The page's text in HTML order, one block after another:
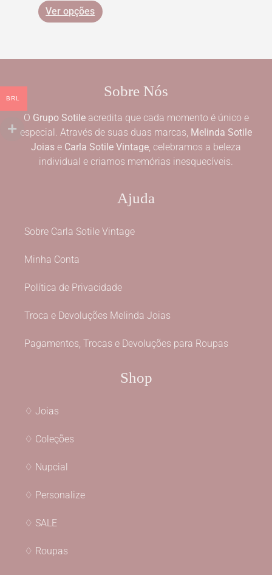
Ver opções
Sobre Nós
O Grupo Sotileacredita que cada momento é único e
especial. Através de suas duas marcas, Melinda Sotile
Joias e Carla Sotile Vintage, celebramos a beleza
individual e criamos memórias inesquecíveis.
Ajuda
Sobre Carla Sotile Vintage
Minha Conta
Política de Privacidade
Troca e Devoluções Melinda Joias
Pagamentos, Trocas e Devoluções para Roupas
Shop
♢ Joias
♢ Coleções
♢ Nupcial
♢ Personalize
♢ SALE
♢ Roupas
BRL